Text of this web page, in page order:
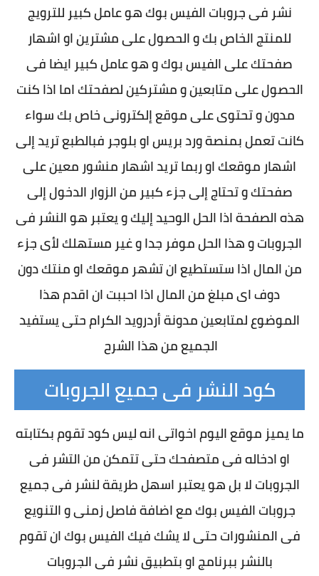
نشر فى جروبات الفيس بوك هو عامل كبير للترويج
للمنتج الخاص بك و الحصول على مشترين او اشهار
صفحتك على الفيس بوك و هو عامل كبير ايضا فى
الحصول على متابعين و مشتركين لصفحتك اما اذا كنت
مدون و تحتوى على موقع إلكترونى خاص بك سواء
كانت تعمل بمنصة ورد بريس او بلوجر فبالطبع تريد إلى
اشهار موقعك او ربما تريد اشهار منشور معين على
صفحتك و تحتاج إلى جزء كبير من الزوار الدخول إلى
هذه الصفحة اذا الحل الوحيد إليك و يعتبر هو النشر فى
الجروبات و هذا الحل موفر جدا و غير مستهلك لأى جزء
من المال اذا ستستطيع ان تشهر موقعك او منتك دون
دوف اى مبلغ من المال اذا احببت ان اقدم هذا
الموضوع لمتابعين مدونة أردرويد الكرام حتى يستفيد
الجميع من هذا الشرح
كود النشر فى جميع الجروبات
ما يميز موقع اليوم اخواتى انه ليس كود تقوم بكتابته
او ادخاله فى متصفحك حتى تتمكن من التشر فى
الجروبات لا بل هو يعتبر اسهل طريقة لنشر فى جميع
جروبات الفيس بوك مع اضافة فاصل زمنى و التنويع
فى المنشورات حتى لا يشك فيك الفيس بوك ان تقوم
بالنشر ببرنامج او بتطبيق نشر فى الجروبات